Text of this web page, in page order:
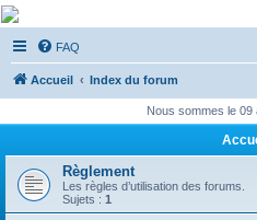
De Musicae Militari -
Forums
Forums de discussions
FAQ
Accueil Index du forum
Nous sommes le 09
Règlement
Les règles d’utilisation des forums.
Sujets : 1